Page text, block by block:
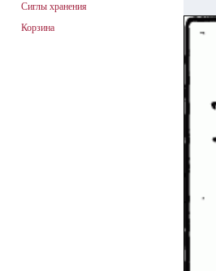
Сиглы хранения
Корзина